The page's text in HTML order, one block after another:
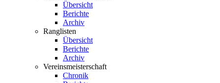
Übersicht
Berichte
Archiv
Ranglisten
Übersicht
Berichte
Archiv
Vereinsmeisterschaft
Chronik